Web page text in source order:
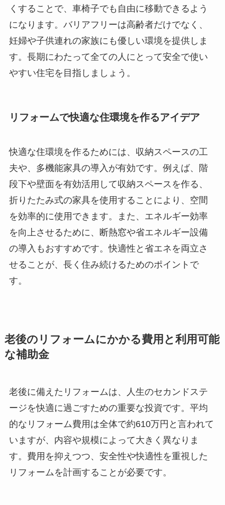
くすることで、車椅子でも自由に移動できるよう
になります。バリアフリーは高齢者だけでなく、
妊婦や子供連れの家族にも優しい環境を提供しま
す。長期にわたって全ての人にとって安全で使い
やすい住宅を目指しましょう。
リフォームで快適な住環境を作るアイデア
快適な住環境を作るためには、収納スペースの工
夫や、多機能家具の導入が有効です。例えば、階
段下や壁面を有効活用して収納スペースを作る、
折りたたみ式の家具を使用することにより、空間
を効率的に使用できます。また、エネルギー効率
を向上させるために、断熱窓や省エネルギー設備
の導入もおすすめです。快適性と省エネを両立さ
せることが、長く住み続けるためのポイントで
す。
老後のリフォームにかかる費用と利用可能
な補助金
老後に備えたリフォームは、人生のセカンドステ
ージを快適に過ごすための重要な投資です。平均
的なリフォーム費用は全体で約610万円と言われて
いますが、内容や規模によって大きく異なりま
す。費用を抑えつつ、安全性や快適性を重視した
リフォームを計画することが必要です。